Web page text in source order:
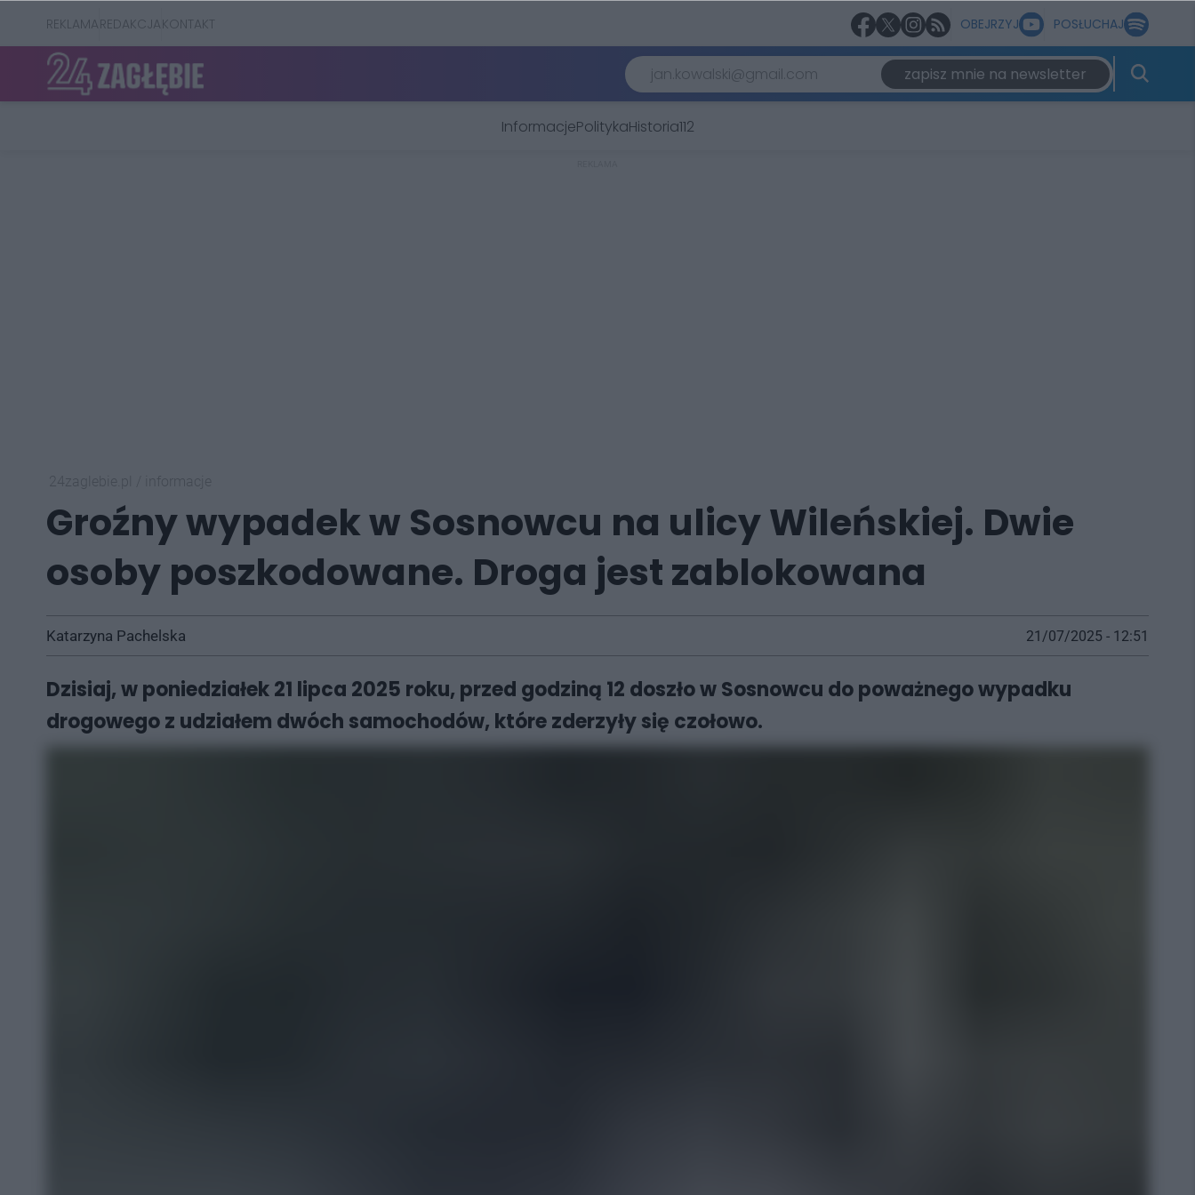
REKLAMAREDAKCJAKONTAKT OBEJRZYJ POSŁUCHAJ
zapisz mnie na newsletter
InformacjePolitykaHistoria112
Groźny wypadek w Sosnowcu na ulicy Wileńskiej. Dwie
osoby poszkodowane. Droga jest zablokowana
Katarzyna Pachelska 21/07/2025 - 12:51
Dzisiaj, w poniedziałek 21 lipca 2025 roku, przed godziną 12 doszło w Sosnowcu do poważnego wypadku
drogowego z udziałem dwóch samochodów, które zderzyły się czołowo.